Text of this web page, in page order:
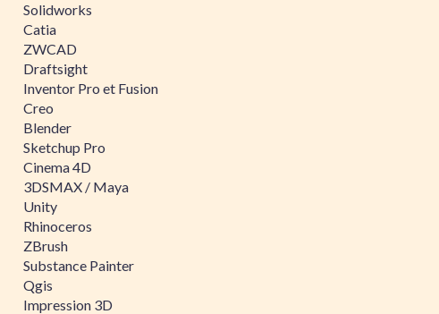
Solidworks
Catia
ZWCAD
Draftsight
Inventor Pro et Fusion
Creo
Blender
Sketchup Pro
Cinema 4D
3DSMAX / Maya
Unity
Rhinoceros
ZBrush
Substance Painter
Qgis
Impression 3D